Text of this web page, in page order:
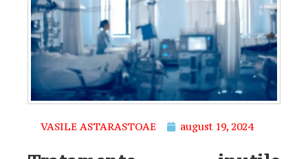
VASILE ASTARASTOAE august 19, 2024